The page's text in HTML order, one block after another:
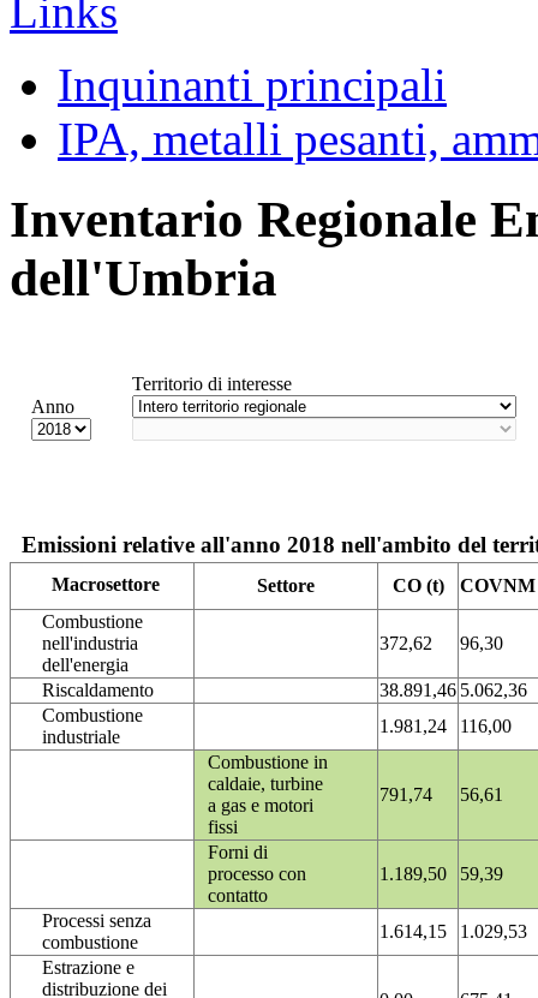
Inquinanti principali
IPA, metalli pesanti,
Inventario Regionale
dell'Umbria
Anno
Territorio di interesse
Emissioni relative all'anno 2018 nell'ambito del
Macrosettore Settore CO (t)
COVNM
Combustione
nell'industria
dell'energia
372,62 96,30
Riscaldamento 38.891,46 5.062,36
Combustione
industriale
1.981,24
116,00
Combustione in
caldaie, turbine
a gas e motori
fissi
791,74 56,61
Forni di
processo con
contatto
1.189,50 59,39
Processi senza
combustione
1.614,15
1.029,53
Estrazione e
distribuzione dei